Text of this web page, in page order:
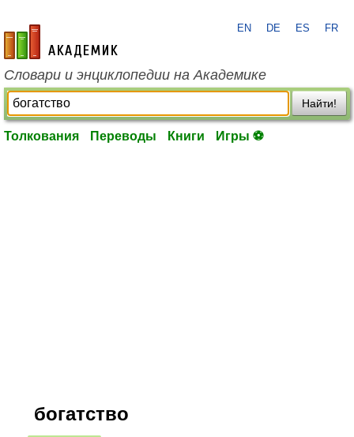
academic.ru
EN DE ES FR
Словари и энциклопедии на Академике
Найти!
Толкования Переводы Книги Игры ⚽
богатство